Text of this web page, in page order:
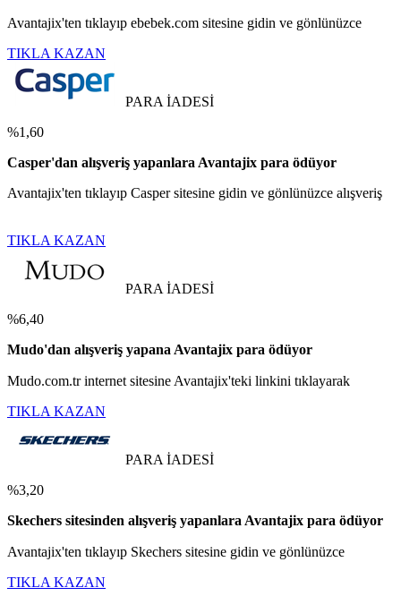
Avantajix'ten tıklayıp ebebek.com sitesine gidin ve gönlünüzce
TIKLA KAZAN
PARA İADESİ
%1,60
Casper'dan alışveriş yapanlara Avantajix para ödüyor
Avantajix'ten tıklayıp Casper sitesine gidin ve gönlünüzce alışveriş
TIKLA KAZAN
PARA İADESİ
%6,40
Mudo'dan alışveriş yapana Avantajix para ödüyor
Mudo.com.tr internet sitesine Avantajix'teki linkini tıklayarak
TIKLA KAZAN
PARA İADESİ
%3,20
Skechers sitesinden alışveriş yapanlara Avantajix para ödüyor
Avantajix'ten tıklayıp Skechers sitesine gidin ve gönlünüzce
TIKLA KAZAN